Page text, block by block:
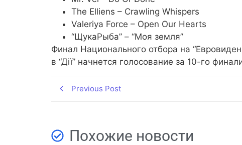
The Elliens – Crawling Whispers
Valeriya Force – Open Our Hearts
“ЩукаРыба” – “Моя земля”
Финал Национального отбора на
в “Дії” начнется голосование за 10-го
Previous Post
Похожие новости